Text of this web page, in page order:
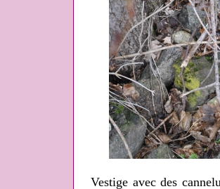
Vestige avec des